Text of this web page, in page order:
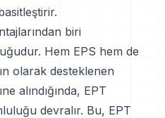
biri
Hem EPS hem de
olarak desteklenen
alındığında, EPT
devralır. Bu, EPT